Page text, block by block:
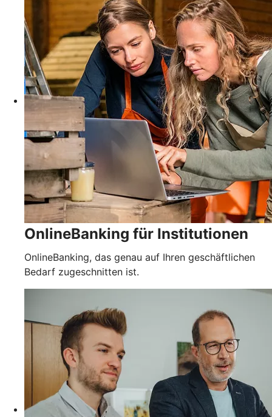
OnlineBanking für Institutionen
OnlineBanking, das genau auf Ihren geschäftlichen
Bedarf zugeschnitten ist.